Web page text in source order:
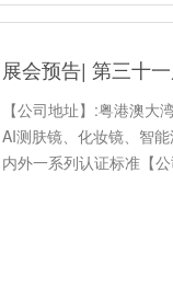
【公司地址】:粤港澳大
AI测肤镜、化妆镜、智
内外一系列认证标准【